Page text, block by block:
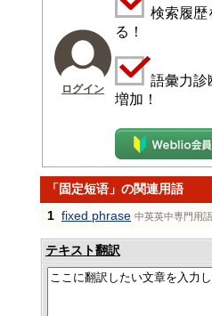
ログイン
検索履歴
る！
語彙力診
増加！
「固定短语」の関連用語
1 fixed phrase 中英英中専門用語
テキスト翻訳